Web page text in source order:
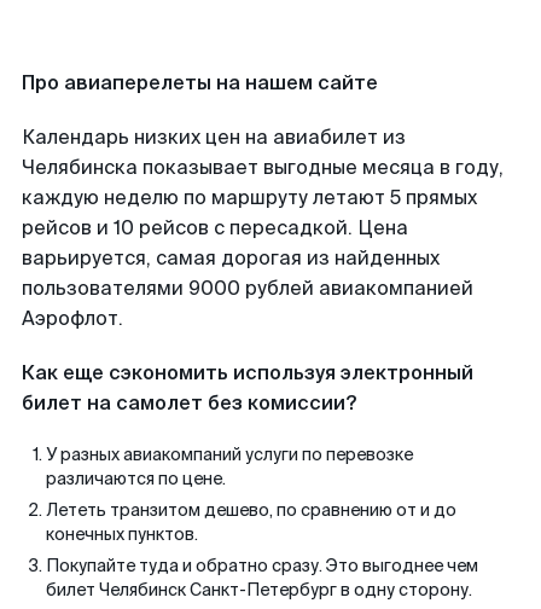
Про авиаперелеты на нашем сайте
Календарь низких цен на авиабилет из
Челябинска показывает выгодные месяца в году,
каждую неделю по маршруту летают 5 прямых
рейсов и 10 рейсов с пересадкой. Цена
варьируется, самая дорогая из найденных
пользователями 9000 рублей авиакомпанией
Аэрофлот.
Как еще сэкономить используя электронный
билет на самолет без комиссии?
У разных авиакомпаний услуги по перевозке
различаются по цене.
Лететь транзитом дешево, по сравнению от и до
конечных пунктов.
Покупайте туда и обратно сразу. Это выгоднее чем
билет Челябинск Санкт-Петербург в одну сторону.